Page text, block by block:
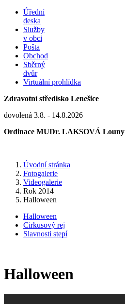
Úřední
deska
Služby
v obci
Pošta
Obchod
Sběrný
dvůr
Virtuální prohlídka
Zdravotní středisko Lenešice
dovolená 3.8. - 14.8.2026
Ordinace MUDr. LAKSOVÁ Louny
Úvodní stránka
Fotogalerie
Videogalerie
Rok 2014
Halloween
Halloween
Cirkusový rej
Slavnosti stepí
Halloween